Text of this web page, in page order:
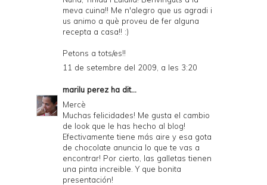
meva cuina!! Me n'alegro que us agradi i
us animo a què proveu de fer alguna
recepta a casa!! :)
Petons a tots/es!!
11 de setembre del 2009, a les 3:20
marilu perezha dit...
Mercè
Muchas felicidades! Me gusta el cambio
de look que le has hecho al blog!
Efectivamente tiene más aire y esa gota
de chocolate anuncia lo que te vas a
encontrar! Por cierto, las galletas tienen
una pinta increible. Y que bonita
presentación!